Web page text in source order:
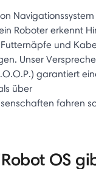
Roboter erkennt
Futternäpfe und
Unser
garantiert
über
fahren
OS